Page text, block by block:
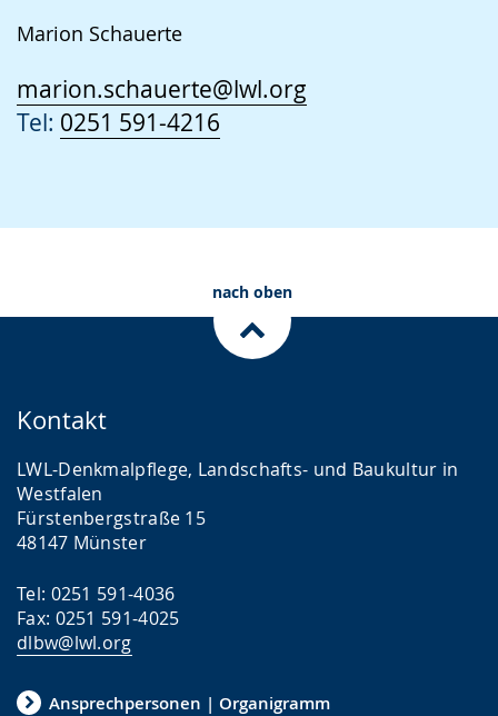
Marion Schauerte
marion.schauerte@lwl.org
Tel: 0251 591-4216
nach oben
Kontakt
LWL-Denkmalpflege, Landschafts- und Baukultur in
Westfalen
Fürstenbergstraße 15
48147 Münster
Tel: 0251 591-4036
Fax: 0251 591-4025
dlbw@lwl.org
Ansprechpersonen | Organigramm